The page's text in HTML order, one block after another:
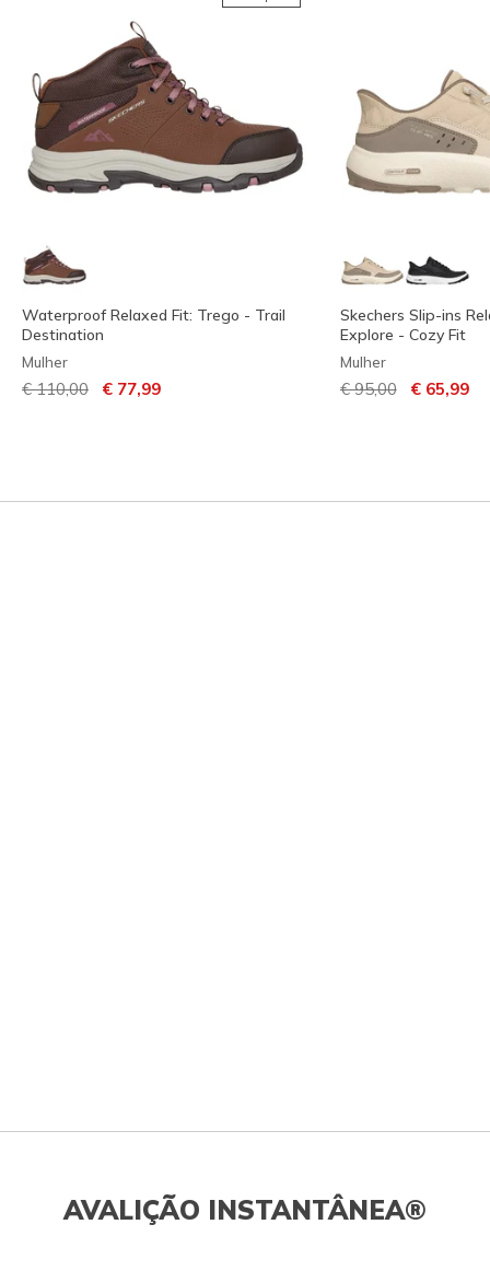
Waterproof Relaxed Fit: Trego - Trail
Destination
Mulher
Preço com desconto de
€ 110,00 para
€ 77,99
Skechers Slip-ins
Explore - Cozy Fit
Mulher
Preço com
€ 95,00para
€ 65,99
AVALIÇÃO INSTANTÂNEA®